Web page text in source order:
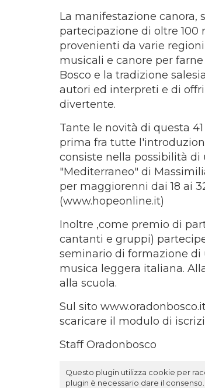
La manifestazione canora,
partecipazione di oltre 100
provenienti da varie
musicali e canore per
Bosco e la tradizione
autori ed interpreti e di
divertente.
Tante le novità di questa
prima fra tutte
consiste nella possibilità
"Mediterraneo" di
per maggiorenni dai 18 ai
(www.hopeonline.it)
Inoltre ,come premio di
cantanti e gruppi)
seminario di formazione
musica leggera italiana.
alla scuola.
Sul sito
scaricare il modulo di
Staff Oradonbosco
Questo plugin utilizza cookie per
plugin è necessario dare il consenso.